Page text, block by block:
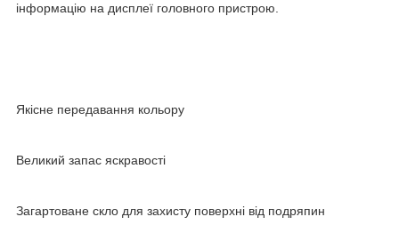
інформацію на дисплеї головного пристрою.
Якісне передавання кольору
Великий запас яскравості
Загартоване скло для захисту поверхні від подряпин